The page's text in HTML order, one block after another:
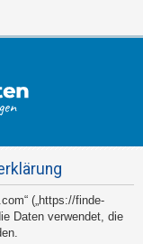
(„https://finde-
Daten verwendet, die